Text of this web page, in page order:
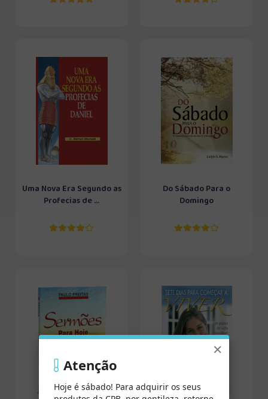
Uma Nova Era Segundo as
Profecias de ...
Do Sábado Para o
Domingo
×
Atenção
Hoje é sábado! Para adquirir os seus